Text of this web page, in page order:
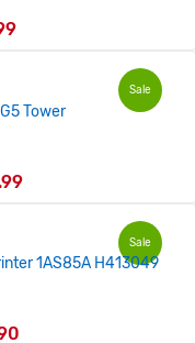
Sale
Tower
Sale
1AS85A H413049